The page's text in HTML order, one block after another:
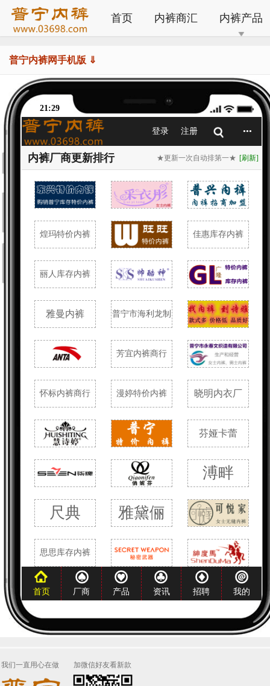
首页 内裤商汇 内裤产品
普宁内裤网手机版 ⇓
21:29
我们一直用心在做 加微信好友看新款